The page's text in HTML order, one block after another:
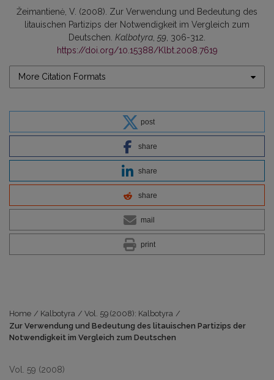
Žeimantienė, V. (2008). Zur Verwendung und Bedeutung des
litauischen Partizips der Notwendigkeit im Vergleich zum
Deutschen. Kalbotyra 59 , 306-312.
https://doi.org/10.15388/Klbt.2008.7619
More Citation Formats
post
share
share
share
mail
print
Home / Kalbotyra / Vol. 59 (2008): Kalbotyra /
Zur Verwendung und Bedeutung des litauischen Partizips der
Notwendigkeit im Vergleich zum Deutschen
Vol. 59 (2008)